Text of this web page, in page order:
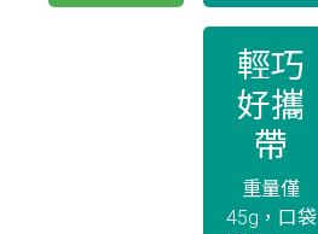
輕巧
好攜
帶
重量僅
45g，口袋